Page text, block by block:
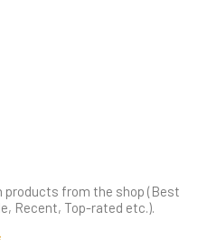
products from the shop (Best
Recent, Top-rated etc.).